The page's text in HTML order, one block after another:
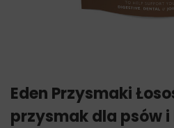
Eden Przysmaki
przysmak dla psów i